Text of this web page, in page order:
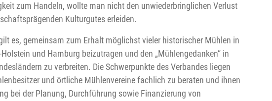
zum Handeln, wollte man nicht den unwiederbringlichen Verlust
Kulturgutes erleiden.
es, gemeinsam zum Erhalt möglichst vieler historischer Mühlen in
und Hamburg beizutragen und den „Mühlengedanken“ in
zu verbreiten. Die Schwerpunkte des Verbandes liegen
und örtliche Mühlenvereine fachlich zu beraten und ihnen
bei der Planung, Durchführung sowie Finanzierung von